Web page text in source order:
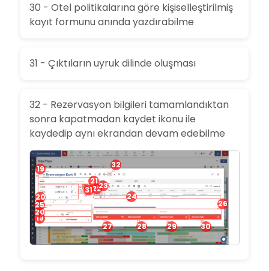
30 - Otel politikalarına göre kişiselleştirilmiş
kayıt formunu anında yazdırabilme
31 - Çıktıların uyruk dilinde oluşması
32 - Rezervasyon bilgileri tamamlandıktan
sonra kapatmadan kaydet ikonu ile
kaydedip aynı ekrandan devam edebilme
19
19
20
20
21
2223
24
25
26
27 28 29 30
31
32